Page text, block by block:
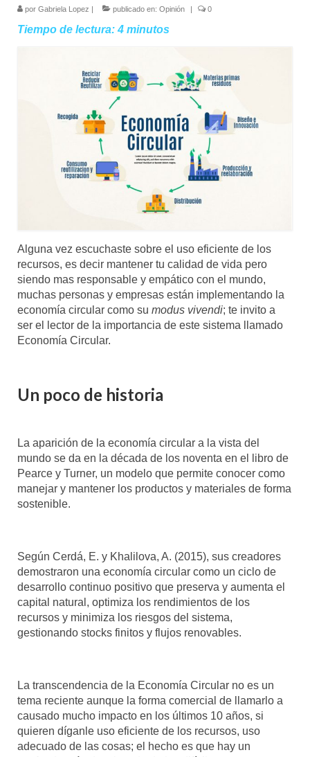
Aula Virtual
por Gabriela Lopez | publicado en: Opinión | 0
Tiempo de lectura: 4 minutos
Alguna vez escuchaste sobre el uso eficiente de los
recursos, es decir mantener tu calidad de vida pero
siendo mas responsable y empático con el mundo,
muchas personas y empresas están implementando la
economía circular como su modus vivendi; te invito a
ser el lector de la importancia de este sistema llamado
Economía Circular.
Un poco de historia
La aparición de la economía circular a la vista del
mundo se da en la década de los noventa en el libro de
Pearce y Turner, un modelo que permite conocer como
manejar y mantener los productos y materiales de forma
sostenible.
Según Cerdá, E. y Khalilova, A. (2015), sus creadores
demostraron una economía circular como un ciclo de
desarrollo continuo positivo que preserva y aumenta el
capital natural, optimiza los rendimientos de los
recursos y minimiza los riesgos del sistema,
gestionando stocks finitos y flujos renovables.
La transcendencia de la Economía Circular no es un
tema reciente aunque la forma comercial de llamarlo a
causado mucho impacto en los últimos 10 años, si
quieren díganle uso eficiente de los recursos, uso
adecuado de las cosas; el hecho es que hay un